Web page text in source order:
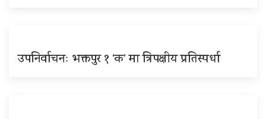
उपनिर्वाचनः भक्तपुर १ ‘क’ मा त्रिपक्षीय प्रतिस्पर्धा